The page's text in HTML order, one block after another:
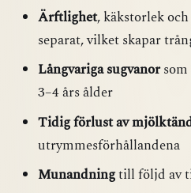
Ärftlighet, käkstorlek
separat, vilket skapar
Långvariga sugvanorsom
3–4 års ålder
Tidig förlust av
utrymmesförhållandena
Munandningtill följd av